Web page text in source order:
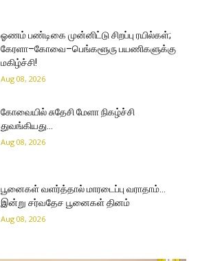
ஓணம் பண்டிகை முன்னிட்டு சிறப்பு ரயில்கள்;
கேரளா–கோவை–பெங்களூரு பயணிகளுக்கு
மகிழ்ச்சி!
Aug 08, 2026
கோவையில் சுதேசி மேளா நிகழ்ச்சி
துவங்கியது…
Aug 08, 2026
பூனைகள் வளர்த்தால் மாரடைப்பு வராதாம்…
இன்று சர்வதேச பூனைகள் தினம்
Aug 08, 2026